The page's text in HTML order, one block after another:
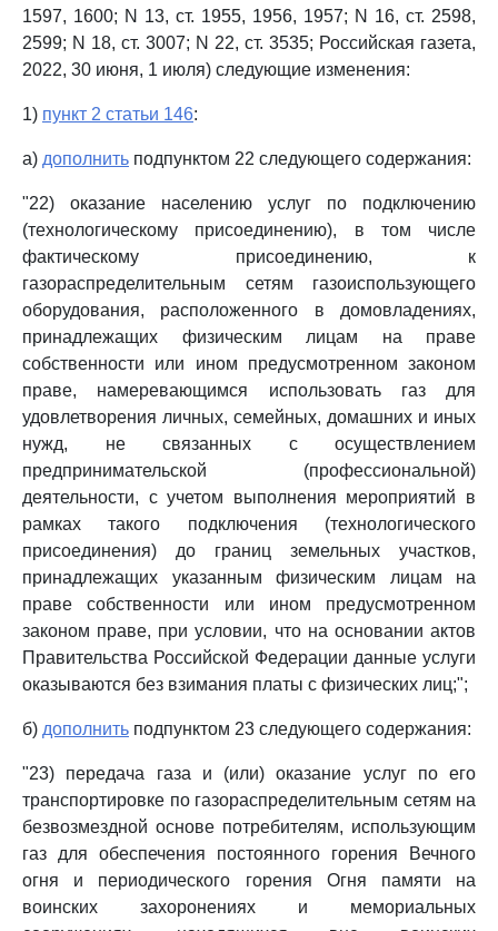
1597, 1600; N 13, ст. 1955, 1956, 1957; N 16, ст. 2598,
2599; N 18, ст. 3007; N 22, ст. 3535; Российская газета,
2022, 30 июня, 1 июля) следующие изменения:
1) пункт 2 статьи 146:
а) дополнить подпунктом 22 следующего содержания:
"22) оказание населению услуг по подключению
(технологическому присоединению), в том числе
фактическому присоединению, к
газораспределительным сетям газоиспользующего
оборудования, расположенного в домовладениях,
принадлежащих физическим лицам на праве
собственности или ином предусмотренном законом
праве, намеревающимся использовать газ для
удовлетворения личных, семейных, домашних и иных
нужд, не связанных с осуществлением
предпринимательской (профессиональной)
деятельности, с учетом выполнения мероприятий в
рамках такого подключения (технологического
присоединения) до границ земельных участков,
принадлежащих указанным физическим лицам на
праве собственности или ином предусмотренном
законом праве, при условии, что на основании актов
Правительства Российской Федерации данные услуги
оказываются без взимания платы с физических лиц;";
б) дополнить подпунктом 23 следующего содержания:
"23) передача газа и (или) оказание услуг по его
транспортировке по газораспределительным сетям на
безвозмездной основе потребителям, использующим
газ для обеспечения постоянного горения Вечного
огня и периодического горения Огня памяти на
воинских захоронениях и мемориальных